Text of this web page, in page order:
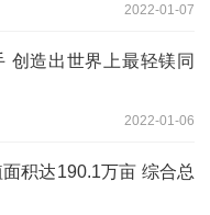
2022-01-07
创造出世界上最轻镁同
2022-01-06
积达190.1万亩 综合总